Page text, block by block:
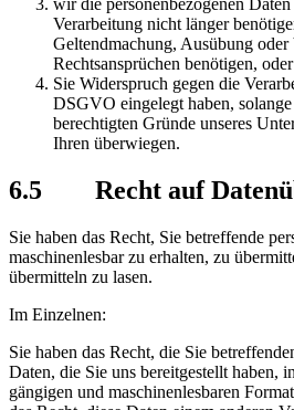
wir die personenbezogenen
Verarbeitung nicht länger
Geltendmachung, Ausübung
Rechtsansprüchen benötigen, oder
Sie Widerspruch gegen die
DSGVO eingelegt haben,
berechtigten Gründe unseres
Ihren überwiegen.
6.5 Recht auf
Sie haben das Recht, Sie betreffende
maschinenlesbar zu erhalten, zu
übermitteln zu lasen.
Im Einzelnen:
Sie haben das Recht, die Sie
Daten, die Sie uns bereitgestellt haben,
gängigen und maschinenlesbaren